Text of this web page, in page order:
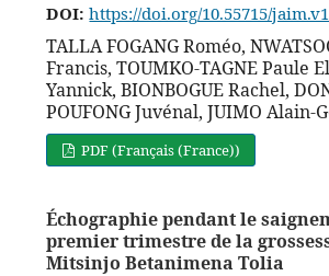
DOI: https://doi.org/10.55715/
TALLA FOGANG Roméo,
Francis, TOUMKO-TAGNE Paule
Yannick, BIONBOGUE Rachel,
POUFONG Juvénal, JUIMO Alain-
PDF (Français (France))
Échographie pendant le
premier trimestre de la
Mitsinjo Betanimena Tolia